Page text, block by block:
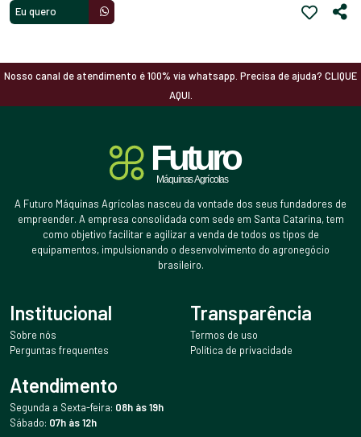
Eu quero
Nosso canal de atendimento é 100% via whatsapp. Precisa de ajuda? CLIQUE
AQUI.
A Futuro Máquinas Agrícolas nasceu da vontade dos seus fundadores de
empreender. A empresa consolidada com sede em Santa Catarina, tem
como objetivo facilitar e agilizar a venda de todos os tipos de
equipamentos, impulsionando o desenvolvimento do agronegócio
brasileiro.
Institucional
Sobre nós
Perguntas frequentes
Transparência
Termos de uso
Política de privacidade
Atendimento
Segunda a Sexta-feira: 08h às 19h
Sábado: 07h às 12h